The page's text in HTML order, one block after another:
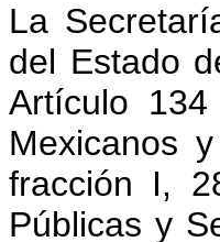
La
del Estado
Artículo
Mexicanos
fracción I,
Públicas y